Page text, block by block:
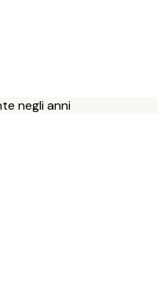
negli anni